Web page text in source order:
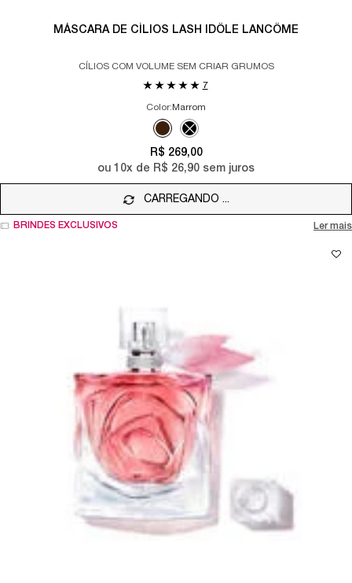
MÁSCARA DE CÍLIOS LASH IDÔLE LANCÔME
CÍLIOS COM VOLUME SEM CRIAR GRUMOS
7
Color: Marrom
Selected
Marrom color for MÁSCARA DE CÍLIOS
Selected
The product variation is out of stock,
R$ 269,00
ou 10x de R$ 26,90 sem juros
CARREGANDO ...
BRINDES EXCLUSIVOS Ler mais